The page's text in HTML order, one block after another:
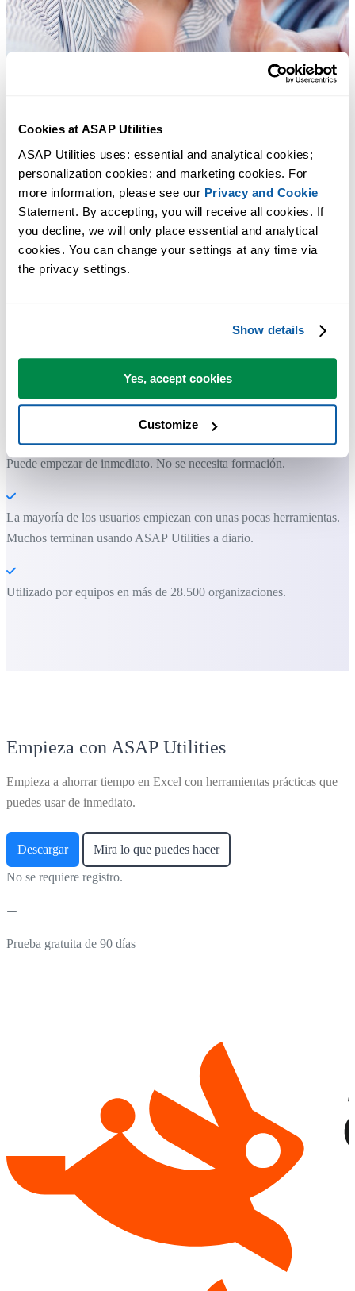
Cookies at ASAP Utilities
ASAP Utilities uses: essential and analytical cookies;
personalization cookies; and marketing cookies. For
more information, please see our Privacy and Cookie
Statement. By accepting, you will receive all cookies. If
you decline, we will only place essential and analytical
cookies. You can change your settings at any time via
the privacy settings.
Show details
Yes, accept cookies
Customize
Ahorra tiempo en Excel. Así de fácil.
ASAP Utilities te ayuda a ahorrar tiempo y a hacer cosas que Excel
por sí solo no puede hacer.
Puede empezar de inmediato. No se necesita formación.
La mayoría de los usuarios empiezan con unas pocas herramientas.
Muchos terminan usando ASAP Utilities a diario.
Utilizado por equipos en más de 28.500 organizaciones.
Empieza con ASAP Utilities
Empieza a ahorrar tiempo en Excel con herramientas prácticas que
puedes usar de inmediato.
Descargar Mira lo que puedes hacer
No se requiere registro.
Prueba gratuita de 90 días